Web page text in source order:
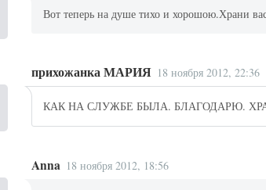
Вот теперь на душе тихо и хорошою.Храни
прихожанка МАРИЯ 18 ноября 2012, 22:36
КАК НА СЛУЖБЕ БЫЛА. БЛАГОДАРЮ.
Anna 18 ноября 2012, 18:56